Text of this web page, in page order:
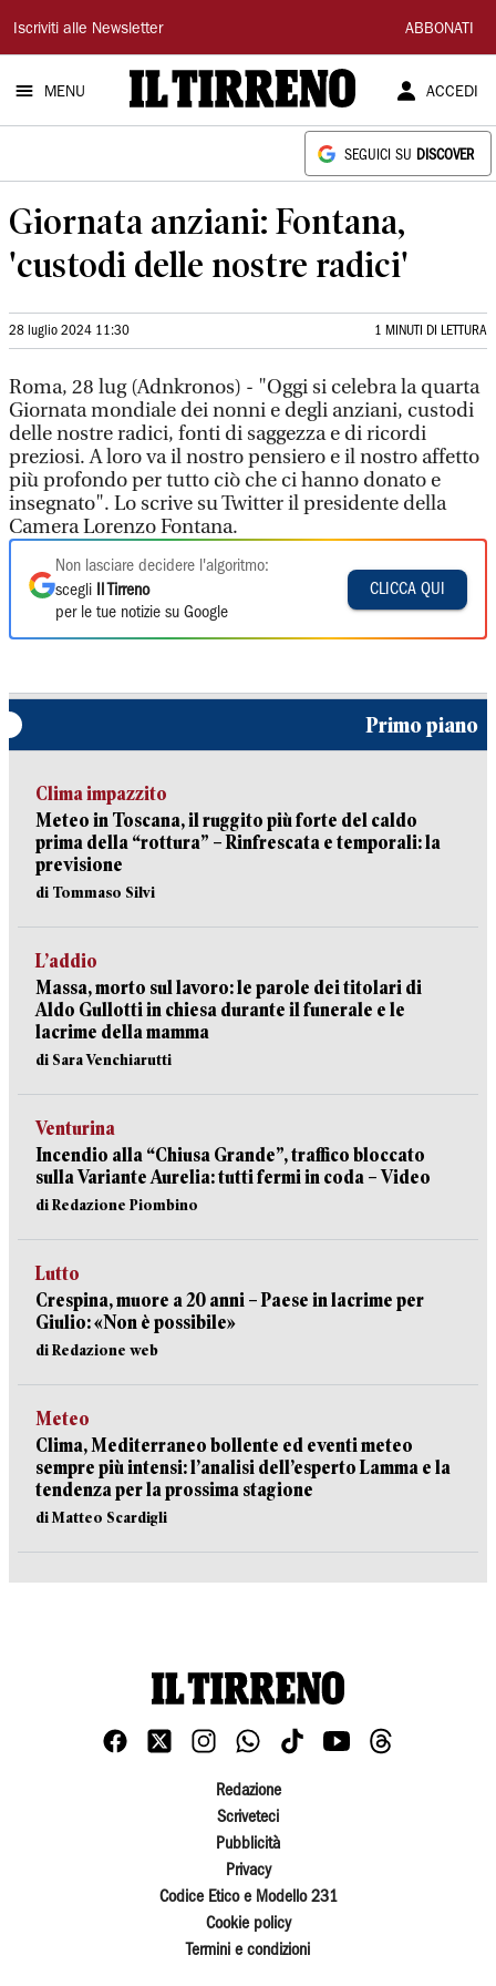
Il
Tirreno
Iscriviti alle Newsletter ABBONATI
MENU ACCEDI
SEGUICI SU DISCOVER
Giornata anziani: Fontana,
'custodi delle nostre radici'
28 luglio 2024 11:30 1 MINUTI DI LETTURA
Roma, 28 lug (Adnkronos) - "Oggi si celebra la quarta
Giornata mondiale dei nonni e degli anziani, custodi
delle nostre radici, fonti di saggezza e di ricordi
preziosi. A loro va il nostro pensiero e il nostro affetto
più profondo per tutto ciò che ci hanno donato e
insegnato". Lo scrive su Twitter il presidente della
Camera Lorenzo Fontana.
Non lasciare decidere l'algoritmo:
scegli
Il Tirreno
per le tue notizie su Google
CLICCA QUI
Primo piano
Clima impazzito
Meteo in Toscana, il ruggito più forte del caldo
prima della “rottura” – Rinfrescata e temporali: la
previsione
di Tommaso Silvi
L’addio
Massa, morto sul lavoro: le parole dei titolari di
Aldo Gullotti in chiesa durante il funerale e le
lacrime della mamma
di Sara Venchiarutti
Venturina
Incendio alla “Chiusa Grande”, traffico bloccato
sulla Variante Aurelia: tutti fermi in coda – Video
di Redazione Piombino
Lutto
Crespina, muore a 20 anni – Paese in lacrime per
Giulio: «Non è possibile»
di Redazione web
Meteo
Clima, Mediterraneo bollente ed eventi meteo
sempre più intensi: l’analisi dell’esperto Lamma e la
tendenza per la prossima stagione
di Matteo Scardigli
Redazione
Scriveteci
Pubblicità
Privacy
Codice Etico e Modello 231
Cookie policy
Termini e condizioni